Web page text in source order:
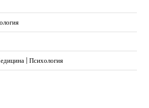
| Психология